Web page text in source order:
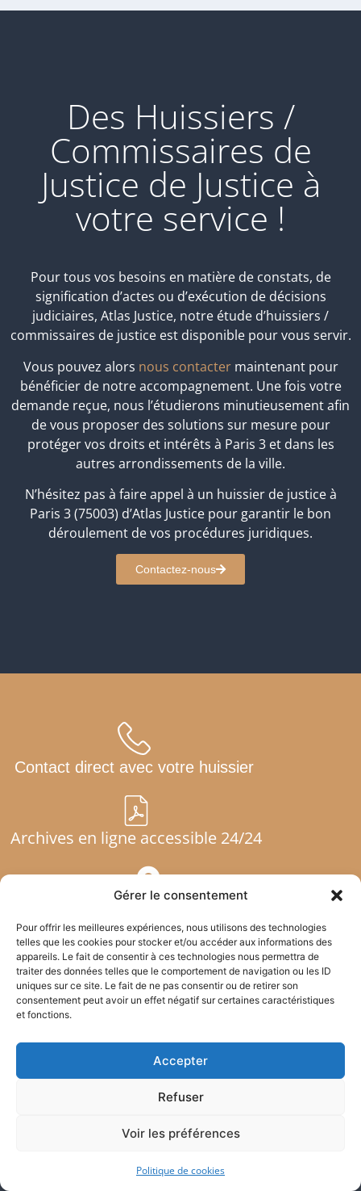
Gérer le consentement
Pour offrir les meilleures expériences, nous utilisons des technologies
telles que les cookies pour stocker et/ou accéder aux informations des
appareils. Le fait de consentir à ces technologies nous permettra de
traiter des données telles que le comportement de navigation ou les ID
uniques sur ce site. Le fait de ne pas consentir ou de retirer son
consentement peut avoir un effet négatif sur certaines caractéristiques
et fonctions.
Accepter
Refuser
Voir les préférences
Politique de cookies
Des Huissiers /
Commissaires de
Justice de Justice à
votre service !
Pour tous vos besoins en matière de constats, de
signification d’actes ou d’exécution de décisions
judiciaires, Atlas Justice, notre étude d’huissiers /
commissaires de justice est disponible pour vous servir.
Vous pouvez alors nous contactermaintenant pour
bénéficier de notre accompagnement. Une fois votre
demande reçue, nous l’étudierons minutieusement afin
de vous proposer des solutions sur mesure pour
protéger vos droits et intérêts à Paris 3 et dans les
autres arrondissements de la ville.
N’hésitez pas à faire appel à un huissier de justice à
Paris 3 (75003) d’Atlas Justice pour garantir le bon
déroulement de vos procédures juridiques.
Contactez-nous
Contact direct avec votre huissier
Archives en ligne accessible 24/24
Transfert de documents
Atlas Justice – Commissaires de Justice
Notre Etude d’Huissiers / Commissaires
l’Ile-de-France : Paris (75), Seine-et-